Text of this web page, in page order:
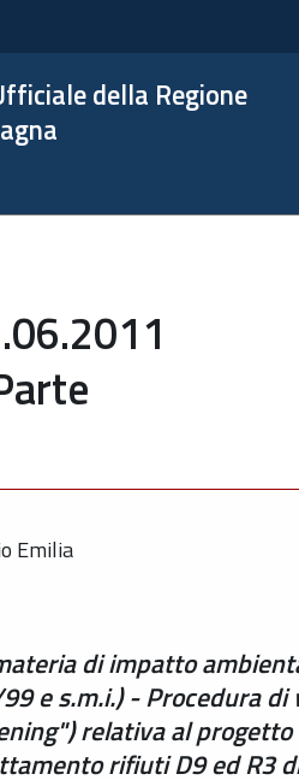
della Regione
Emilia
di impatto
e s.m.i.) - Procedura
relativa al
rifiuti D9 ed R3 di